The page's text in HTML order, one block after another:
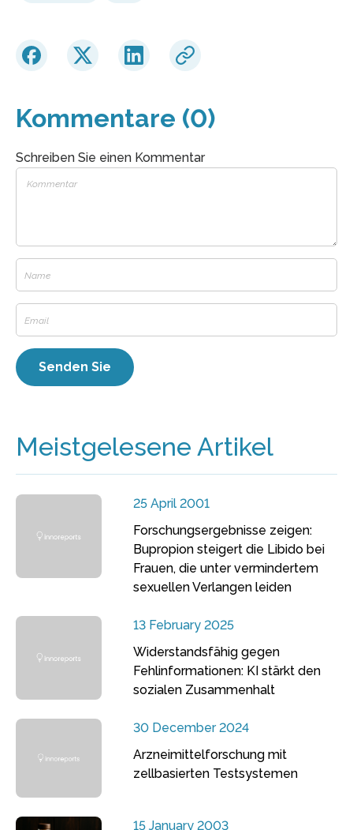
Kommentare (0)
Schreiben Sie einen Kommentar
Meistgelesene Artikel
25 April 2001
Forschungsergebnisse zeigen:
Bupropion steigert die Libido bei
Frauen, die unter vermindertem
sexuellen Verlangen leiden
13 February 2025
Widerstandsfähig gegen
Fehlinformationen: KI stärkt den
sozialen Zusammenhalt
30 December 2024
Arzneimittelforschung mit
zellbasierten Testsystemen
15 January 2003